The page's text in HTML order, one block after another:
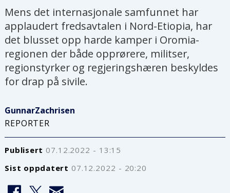
Mens det internasjonale samfunnet har
applaudert fredsavtalen i Nord-Etiopia, har
det blusset opp harde kamper i Oromia-
regionen der både opprørere, militser,
regionstyrker og regjeringshæren beskyldes
for drap på sivile.
GunnarZachrisen
REPORTER
Publisert
07.12.2022 - 13:15
Sist oppdatert
07.12.2022 - 20:20